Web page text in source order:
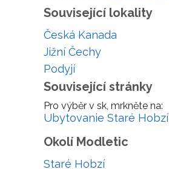
Související lokality
Česká Kanada
Jižní Čechy
Podyjí
Související stránky
Pro výběr v sk, mrkněte na:
Ubytovanie Staré Hobzí
Okolí Modletic
Staré Hobzí